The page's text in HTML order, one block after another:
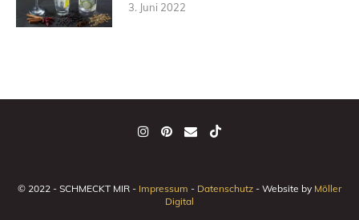
3. Juni 2022
© 2022 - SCHMECKT MIR - Impressum - Datenschutz - Website by Möller
Digital